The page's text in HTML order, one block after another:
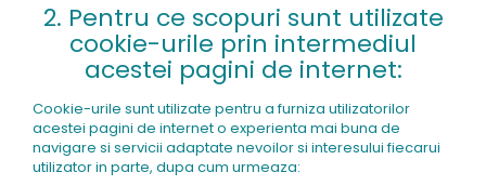
2. Pentru ce scopuri sunt utilizate
cookie-urile prin intermediul
acestei pagini de internet:
Cookie-urile sunt utilizate pentru a furniza utilizatorilor
acestei pagini de internet o experienta mai buna de
navigare si servicii adaptate nevoilor si interesului fiecarui
utilizator in parte, dupa cum urmeaza: